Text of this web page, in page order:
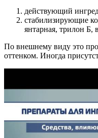
действующий
стабилизирующие
янтарная, трилон Б,
По внешнему виду это
оттенком. Иногда